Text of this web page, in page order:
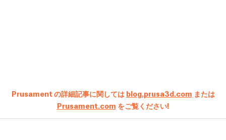
Prusament の詳細記事に関しては blog.prusa3d.com または
Prusament.com をご覧ください!